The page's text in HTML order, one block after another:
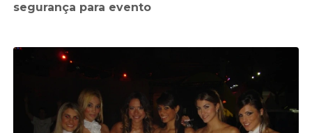
segurança para evento